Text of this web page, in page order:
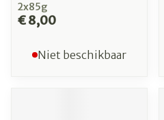
2x85g
€ 8,00
Niet beschikbaar